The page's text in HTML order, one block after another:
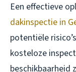
Een effectieve
dakinspectie in
potentiële
kosteloze
beschikbaarheid